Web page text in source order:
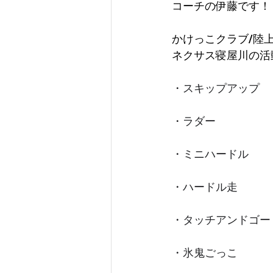
コーチの伊藤です！
かけっこクラブ/陸
ネクサス寝屋川の活
・スキップアップ
・ラダー
・ミニハードル
・ハードル走
・タッチアンドゴー
・氷鬼ごっこ